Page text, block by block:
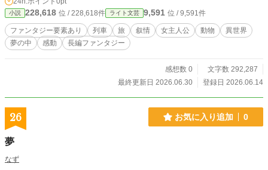
用、漢字の使用パターンの重複などあるかと存じますが、何卒ご容赦ください。
小説 228,618 位 / 228,618件 ライト文芸 9,591 位 / 9,591件
ファンタジー要素あり 列車 旅 叙情 女主人公 動物
異世界
夢の中
感動 長編ファンタジー
感想数 0
文字数 292,287
最終更新日 2026.06.30
登録日 2026.06.14
26 お気に入り追加 0
夢
なず